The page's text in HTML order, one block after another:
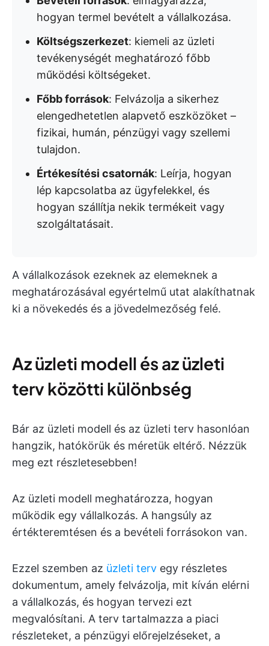
hogyan termel bevételt a vállalkozása.
Költségszerkezet: kiemeli az üzleti
tevékenységét meghatározó főbb
működési költségeket.
Főbb források: Felvázolja a sikerhez
elengedhetetlen alapvető eszközöket –
fizikai, humán, pénzügyi vagy szellemi
tulajdon.
Értékesítési csatornák: Leírja, hogyan
lép kapcsolatba az ügyfelekkel, és
hogyan szállítja nekik termékeit vagy
szolgáltatásait.
A vállalkozások ezeknek az elemeknek a
meghatározásával egyértelmű utat alakíthatnak
ki a növekedés és a jövedelmezőség felé.
Az üzleti modell és az üzleti
terv közötti különbség
Bár az üzleti modell és az üzleti terv hasonlóan
hangzik, hatókörük és méretük eltérő. Nézzük
meg ezt részletesebben!
Az üzleti modell meghatározza, hogyan
működik egy vállalkozás. A hangsúly az
értékteremtésen és a bevételi forrásokon van.
Ezzel szemben az üzleti terv egy részletes
dokumentum, amely felvázolja, mit kíván elérni
a vállalkozás, és hogyan tervezi ezt
megvalósítani. A terv tartalmazza a piaci
részleteket, a pénzügyi előrejelzéseket, a